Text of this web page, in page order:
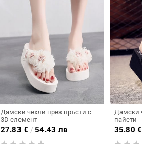
Дамски чехли през пръсти с
3D елемент
27.83 € /54.43 лв
Дамски
пайети
35.80 €